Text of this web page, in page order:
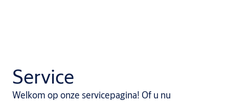
Service
Welkom op onze servicepagina! Of u nu